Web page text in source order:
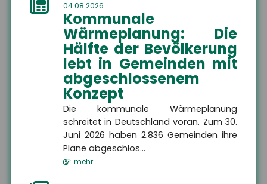
04.08.2026
Kommunale
Wärmeplanung: Die
Hälfte der Bevölkerung
lebt in Gemeinden mit
abgeschlossenem
Konzept
Die kommunale Wärmeplanung
schreitet in Deutschland voran. Zum 30.
Juni 2026 haben 2.836 Gemeinden ihre
Pläne abgeschlos...
mehr...
+49 3671 6743-22
info@hsh24.de